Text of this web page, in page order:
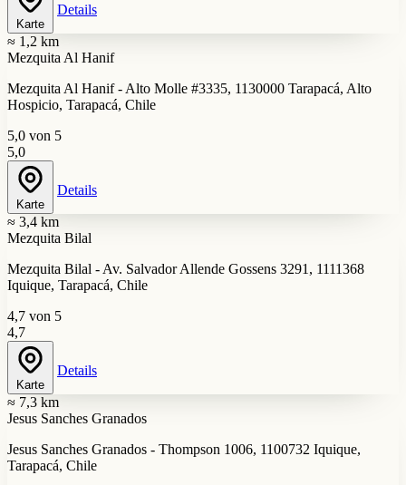
Karte
Details
≈ 1,2 km
Mezquita Al Hanif
Mezquita Al Hanif - Alto Molle #3335, 1130000 Tarapacá, Alto
Hospicio, Tarapacá, Chile
5,0 von 5
5,0
Karte
Details
≈ 3,4 km
Mezquita Bilal
Mezquita Bilal - Av. Salvador Allende Gossens 3291, 1111368
Iquique, Tarapacá, Chile
4,7 von 5
4,7
Karte
Details
≈ 7,3 km
Jesus Sanches Granados
Jesus Sanches Granados - Thompson 1006, 1100732 Iquique,
Tarapacá, Chile